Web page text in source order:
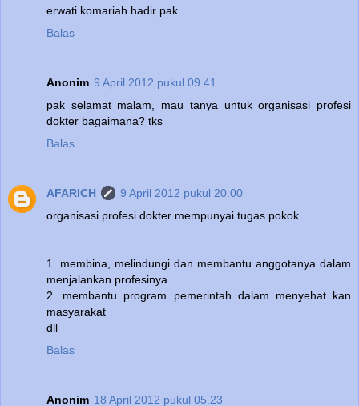
erwati komariah hadir pak
Balas
Anonim 9 April 2012 pukul 09.41
pak selamat malam, mau tanya untuk organisasi profesi
dokter bagaimana? tks
Balas
AFARICH
9 April 2012 pukul 20.00
organisasi profesi dokter mempunyai tugas pokok
1. membina, melindungi dan membantu anggotanya dalam
menjalankan profesinya
2. membantu program pemerintah dalam menyehat kan
masyarakat
dll
Balas
Anonim 18 April 2012 pukul 05.23